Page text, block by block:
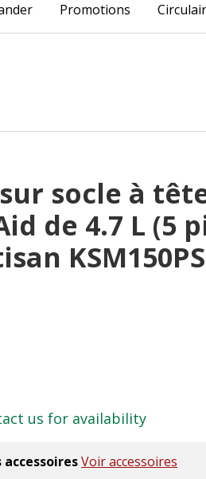
Promotions
socle à
de 4.7 L (5
us for availability
Voir accessoires